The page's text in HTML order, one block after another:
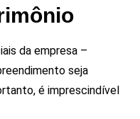
da empresa –
seja
é imprescindível